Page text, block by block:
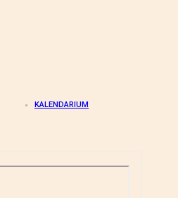
KALENDARIUM